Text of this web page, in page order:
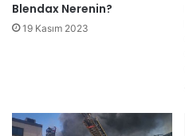
Blendax Nerenin?
19 Kasım 2023